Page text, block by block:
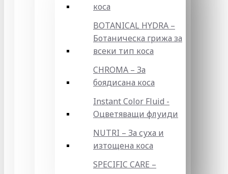
коса
BOTANICAL HYDRA –
Ботаническа грижа за
всеки тип коса
CHROMA – За
боядисана коса
Instant Color Fluid -
Оцветяващи флуиди
NUTRI – За суха и
изтощена коса
SPECIFIC CARE –